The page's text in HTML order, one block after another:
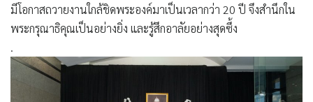
มีโอกาสถวายงานใกล้ชิดพระองค์มาเป็นเวลากว่า 20 ปี จึงสำนึกใน
พระกรุณาธิคุณเป็นอย่างยิ่ง และรู้สึกอาลัยอย่างสุดซึ้ง
.